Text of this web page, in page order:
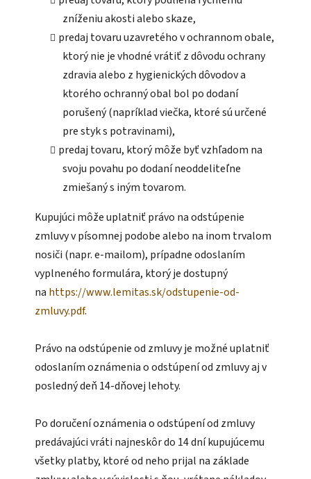
zníženiu akosti alebo skaze,
predaj tovaru uzavretého v ochrannom obale,
ktorý nie je vhodné vrátiť z dôvodu ochrany
zdravia alebo z hygienických dôvodov a
ktorého ochranný obal bol po dodaní
porušený (napríklad viečka, ktoré sú určené
pre styk s potravinami),
predaj tovaru, ktorý môže byť vzhľadom na
svoju povahu po dodaní neoddeliteľne
zmiešaný s iným tovarom.
Kupujúci môže uplatniť právo na odstúpenie
zmluvy v písomnej podobe alebo na inom trvalom
nosiči (napr. e-mailom), prípadne odoslaním
vyplneného formulára, ktorý je dostupný
na https://www.lemitas.sk/odstupenie-od-
zmluvy.pdf.
Právo na odstúpenie od zmluvy je možné uplatniť
odoslaním oznámenia o odstúpení od zmluvy aj v
posledný deň 14-dňovej lehoty.
Po doručení oznámenia o odstúpení od zmluvy
predávajúci vráti najneskôr do 14 dní kupujúcemu
všetky platby, ktoré od neho prijal na základe